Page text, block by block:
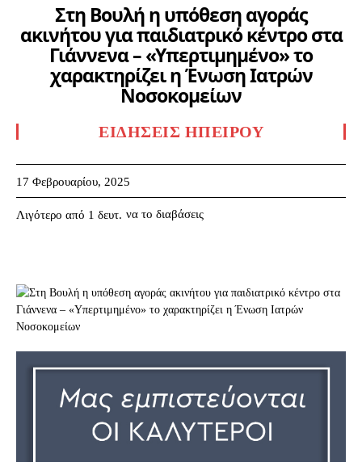
Στη Bουλή η υπόθεση αγοράς
ακινήτου για παιδιατρικό κέντρο στα
Γιάννενα – «Υπερτιμημένο» το
χαρακτηρίζει η Ένωση Ιατρών
Νοσοκομείων
ΕΙΔΉΣΕΙΣ ΗΠΕΊΡΟΥ
17 Φεβρουαρίου, 2025
Λιγότερο από 1 δευτ. να το διαβάσεις